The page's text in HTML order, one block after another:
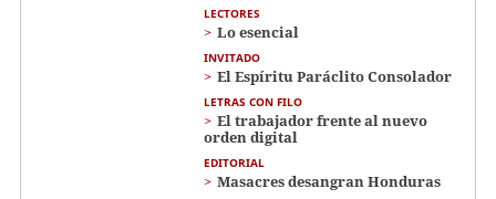
LECTORES
Lo esencial
INVITADO
El Espíritu Paráclito Consolador
LETRAS CON FILO
El trabajador frente al nuevo
orden digital
EDITORIAL
Masacres desangran Honduras